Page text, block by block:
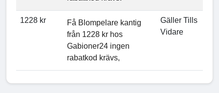
1228 kr
Få Blompelare kantig
från 1228 kr hos
Gabioner24 ingen
rabatkod krävs,
Gäller Tills
Vidare